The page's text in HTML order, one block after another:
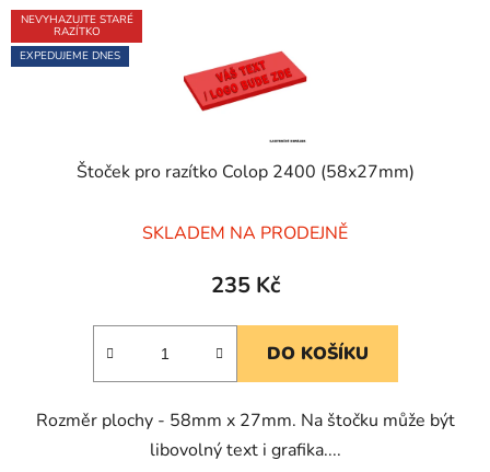
NEVYHAZUJTE STARÉ
RAZÍTKO
EXPEDUJEME DNES
Štoček pro razítko Colop 2400 (58x27mm)
hodnocení
produktu
5,0
hvězdiček.
SKLADEM NA PRODEJNĚ
235 Kč
DO KOŠÍKU
Rozměr plochy - 58mm x 27mm. Na štočku může být
libovolný text i grafika....